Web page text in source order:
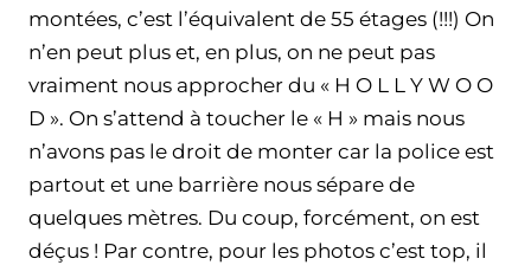
montées, c’est l’équivalent de 55 étages (!!!) On
n’en peut plus et, en plus, on ne peut pas
vraiment nous approcher du « H O L L Y W O O
D ». On s’attend à toucher le « H » mais nous
n’avons pas le droit de monter car la police est
partout et une barrière nous sépare de
quelques mètres. Du coup, forcément, on est
déçus ! Par contre, pour les photos c’est top, il